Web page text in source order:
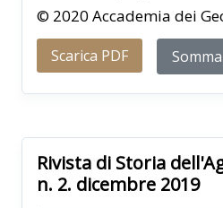
© 2020 Accademia dei
Scarica PDF
Rivista di Storia
n. 2. dicembre 2019